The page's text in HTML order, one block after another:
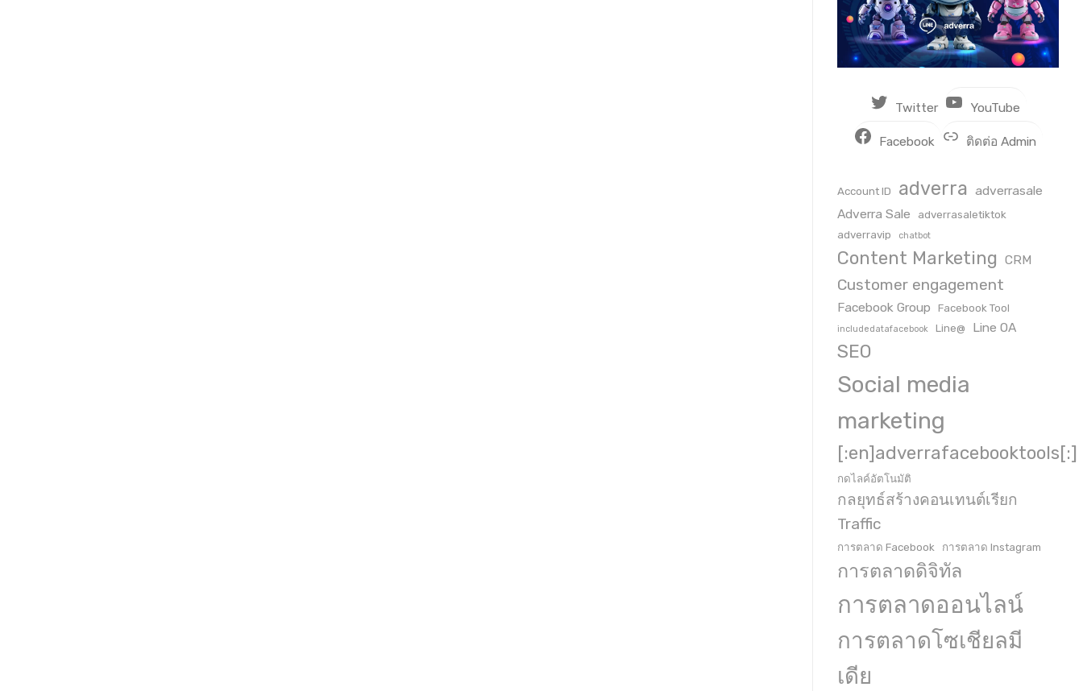
Twitter YouTube
Facebook ติดต่อ Admin
Account ID adverra adverrasale
Adverra Sale
adverrasaletiktok
adverravip
chatbot
Content Marketing CRM
Customer engagement
Facebook Group Facebook Tool
includedatafacebook Line@ Line OA
SEO
Social media
marketing
[:en]adverrafacebooktools[:]
กดไลค์อัตโนมัติ
กลยุทธ์สร้างคอนเทนต์เรียก
Traffic
การตลาด Facebook การตลาด Instagram
การตลาดดิจิทัล
การตลาดออนไลน์
การตลาดโซเชียลมี
เดีย